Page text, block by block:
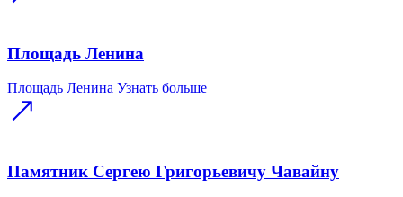
Площадь Ленина
Площадь Ленина Узнать больше
Памятник Сергею Григорьевичу Чавайну